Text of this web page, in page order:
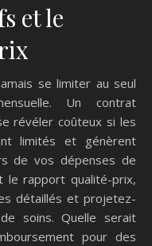
et le
se limiter au seul
Un contrat
révéler coûteux si les
limités et génèrent
de vos dépenses de
le rapport qualité-prix,
détaillés et projetez-
soins. Quelle serait
pour des